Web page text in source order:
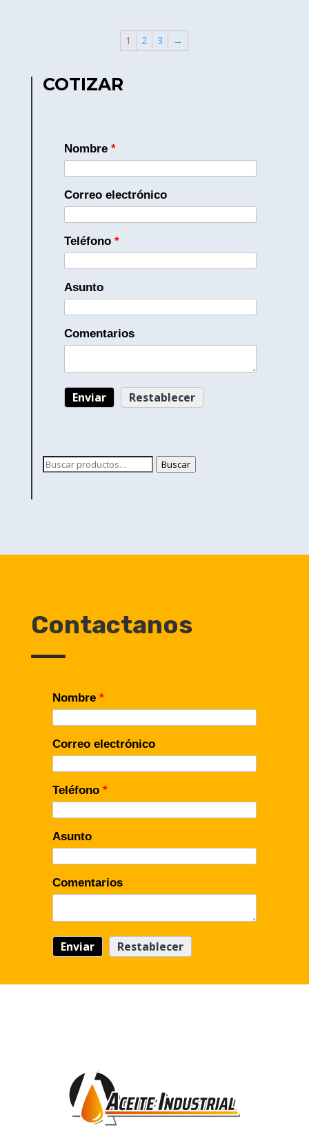
1 2 3 →
COTIZAR
Nombre *
Correo electrónico
Teléfono *
Asunto
Comentarios
Buscar
Buscar
Contactanos
Nombre *
Correo electrónico
Teléfono *
Asunto
Comentarios